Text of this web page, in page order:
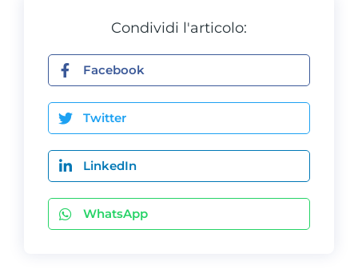
Condividi l'articolo:
Facebook
Twitter
LinkedIn
WhatsApp